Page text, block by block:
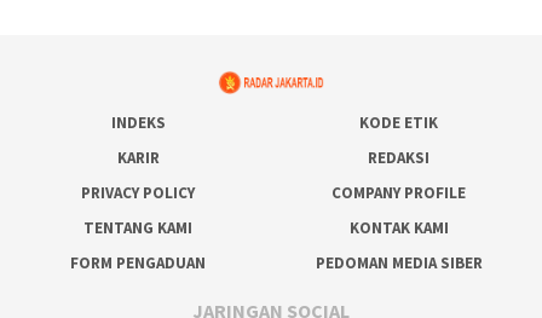
INDEKS
KODE ETIK
KARIR
REDAKSI
PRIVACY POLICY
COMPANY PROFILE
TENTANG KAMI
KONTAK KAMI
FORM PENGADUAN
PEDOMAN MEDIA SIBER
JARINGAN SOCIAL